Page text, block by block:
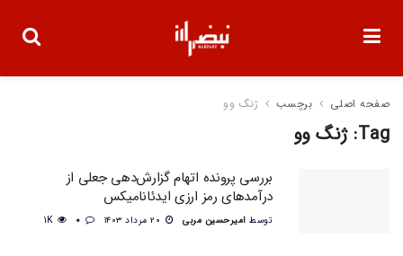
صفحه اصلی برچسب ژنگ وو
Tag: ژنگ وو
بررسی پرونده اتهام گزارش‌دهی جعلی از
درآمدهای رمز ارزی ایدئانامیکس
توسط امیرحسین مربی 1K